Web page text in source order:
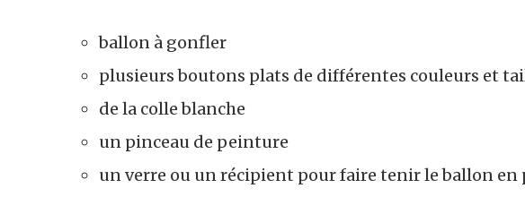
ballon à gonfler
plusieurs boutons plats de différentes couleurs et
de la colle blanche
un pinceau de peinture
un verre ou un récipient pour faire tenir le ballon en